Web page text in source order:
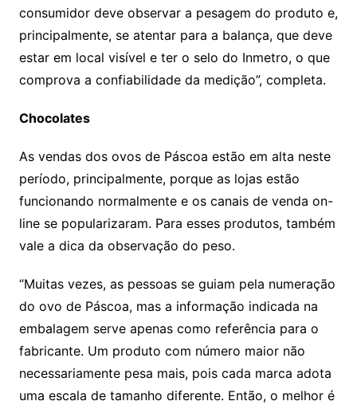
consumidor deve observar a pesagem do produto e,
principalmente, se atentar para a balança, que deve
estar em local visível e ter o selo do Inmetro, o que
comprova a confiabilidade da medição”, completa.
Chocolates
As vendas dos ovos de Páscoa estão em alta neste
período, principalmente, porque as lojas estão
funcionando normalmente e os canais de venda on-
line se popularizaram. Para esses produtos, também
vale a dica da observação do peso.
“Muitas vezes, as pessoas se guiam pela numeração
do ovo de Páscoa, mas a informação indicada na
embalagem serve apenas como referência para o
fabricante. Um produto com número maior não
necessariamente pesa mais, pois cada marca adota
uma escala de tamanho diferente. Então, o melhor é